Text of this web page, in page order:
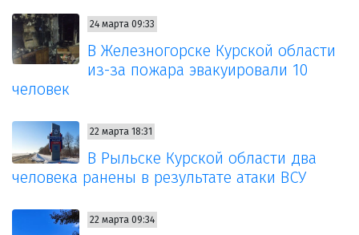
24 марта 09:33
В Железногорске Курской области
из-за пожара эвакуировали 10
человек
22 марта 18:31
В Рыльске Курской области два
человека ранены в результате атаки ВСУ
22 марта 09:34